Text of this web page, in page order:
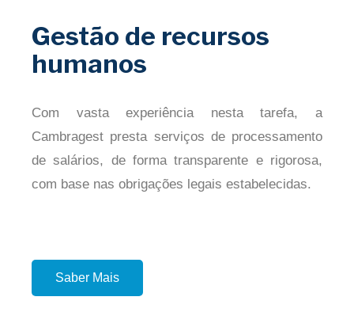
Gestão de recursos
humanos
Com vasta experiência nesta tarefa, a
Cambragest presta serviços de processamento
de salários, de forma transparente e rigorosa,
com base nas obrigações legais estabelecidas.
Saber Mais